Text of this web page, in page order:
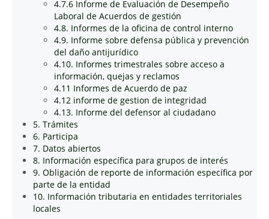
4.7.6 Informe de Evaluación de Desempeño
Laboral de Acuerdos de gestión
4.8. Informes de la oficina de control interno
4.9. Informe sobre defensa pública y prevención
del daño antijurídico
4.10. Informes trimestrales sobre acceso a
información, quejas y reclamos
4.11 Informes de Acuerdo de paz
4.12 informe de gestion de integridad
4.13. Informe del defensor al ciudadano
5. Trámites
6. Participa
7. Datos abiertos
8. Información específica para grupos de interés
9. Obligación de reporte de información específica por
parte de la entidad
10. Información tributaria en entidades territoriales
locales